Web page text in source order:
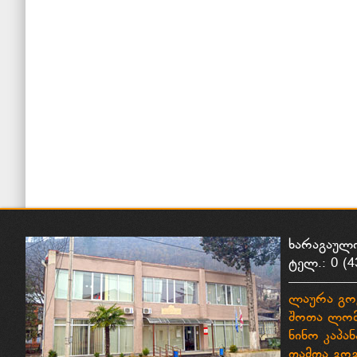
ტელ.: 0
ლაურა
შოთა
ნინო